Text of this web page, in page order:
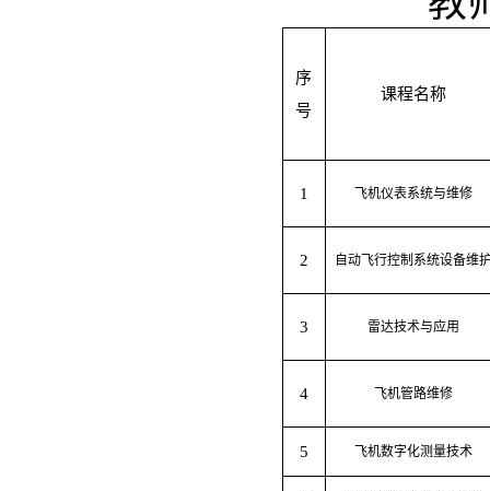
序
号
课程名称
1 飞机仪表系统与维修
2 自动飞行控制系统设备维
3 雷达技术与应用
4 飞机管路维修
5 飞机数字化测量技术